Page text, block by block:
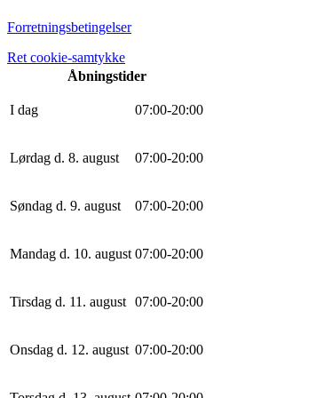
Forretningsbetingelser
Ret cookie-samtykke
Åbningstider
I dag 07:00-20:00
Lørdag d. 8. august 07:00-20:00
Søndag d. 9. august 07:00-20:00
Mandag d. 10. august 07:00-20:00
Tirsdag d. 11. august 07:00-20:00
Onsdag d. 12. august 07:00-20:00